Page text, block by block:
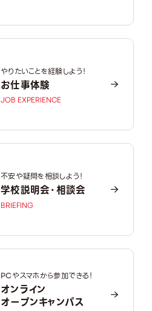
やりたいことを経験しよう！
お仕事体験
JOB EXPERIENCE
不安や疑問を相談しよう！
学校説明会・相談会
BRIEFING
PCやスマホから参加できる！
オンライン
オープンキャンパス